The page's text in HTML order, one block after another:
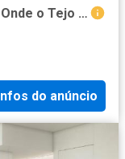
Apartamento T3 Duplex no Chiado | Onde o Tejo entra pela sal. 189m² Santa Maria Maior
do anúncio